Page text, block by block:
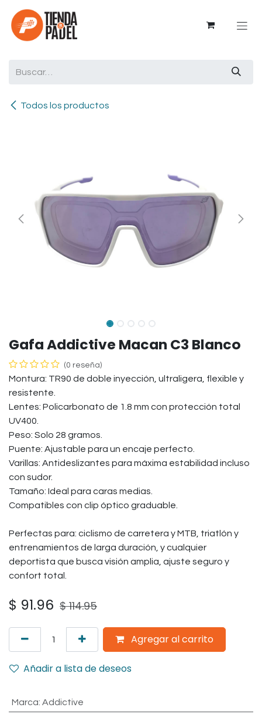
Ir al contenido
Todos los productos
Gafa Addictive Macan C3 Blanco
(0 reseña)
Montura: TR90 de doble inyección, ultraligera, flexible y
resistente.
Lentes: Policarbonato de 1.8 mm con protección total
UV400.
Peso: Solo 28 gramos.
Puente: Ajustable para un encaje perfecto.
Varillas: Antideslizantes para máxima estabilidad incluso
con sudor.
Tamaño: Ideal para caras medias.
Compatibles con clip óptico graduable.
Perfectas para: ciclismo de carretera y MTB, triatlón y
entrenamientos de larga duración, y cualquier
deportista que busca visión amplia, ajuste seguro y
confort total.
$ 91.96 $114.95
Agregar al carrito
Añadir a lista de deseos
Marca: Addictive